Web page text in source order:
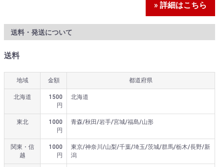
» 詳細はこちら
送料・発送について
送料
地域 金額 都道府県
北海道
1500
円
北海道
東北
1000
円
青森/秋田/岩手/宮城/福島/山形
関東・信
越
1000
円
東京/神奈川/山梨/千葉/埼玉/茨城/群馬/栃木/長野/新
潟